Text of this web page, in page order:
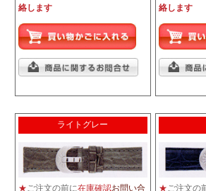
絡します
絡します
ライトグレー
★ご注文の前に在庫確認お問い合
★ご注文の